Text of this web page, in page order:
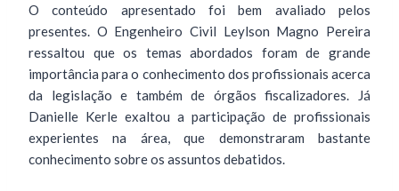
O conteúdo apresentado foi bem avaliado pelos
presentes. O Engenheiro Civil Leylson Magno Pereira
ressaltou que os temas abordados foram de grande
importância para o conhecimento dos profissionais acerca
da legislação e também de órgãos fiscalizadores. Já
Danielle Kerle exaltou a participação de profissionais
experientes na área, que demonstraram bastante
conhecimento sobre os assuntos debatidos.